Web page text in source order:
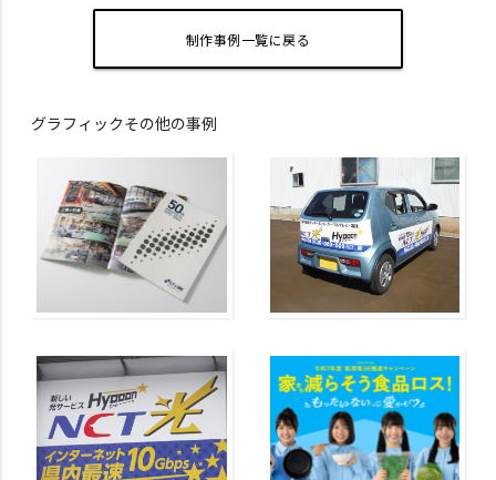
制作事例一覧に戻る
グラフィックその他の事例